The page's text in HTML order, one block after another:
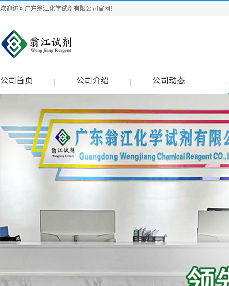
欢迎访问广东翁江化学试剂有限公司官网！
公司首页 公司介绍 公司动态